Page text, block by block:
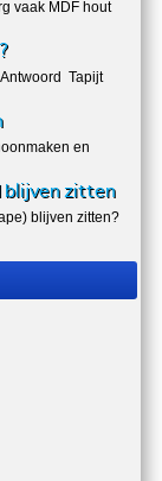
vaak MDF hout
Tapijt
en
blijven zitten
blijven zitten?